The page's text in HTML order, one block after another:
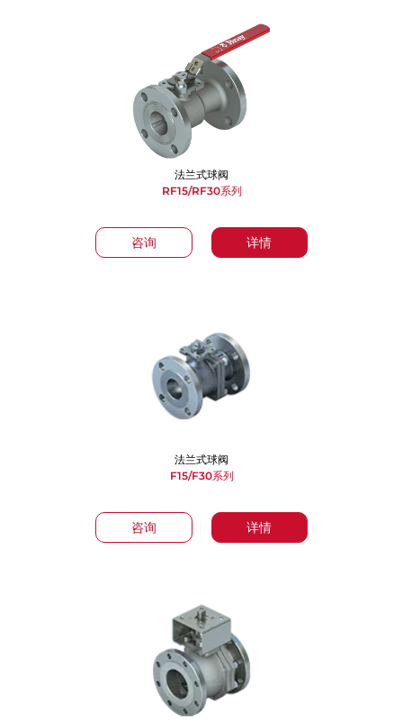
咨询 详情
法兰式球阀
RF15/RF30系列
咨询 详情
法兰式球阀
F15/F30系列